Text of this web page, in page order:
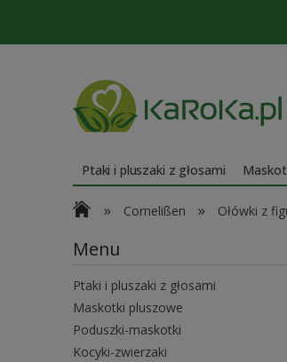
Ptaki i pluszaki z głosami
» Cornelißen » Ołówki z
Menu
Ptaki i pluszaki z głosami
Maskotki pluszowe
Poduszki-maskotki
Kocyki-zwierzaki